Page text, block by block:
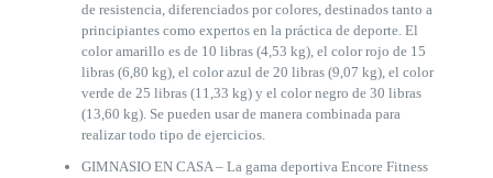
de resistencia, diferenciados por colores, destinados tanto a
principiantes como expertos en la práctica de deporte. El
color amarillo es de 10 libras (4,53 kg), el color rojo de 15
libras (6,80 kg), el color azul de 20 libras (9,07 kg), el color
verde de 25 libras (11,33 kg) y el color negro de 30 libras
(13,60 kg). Se pueden usar de manera combinada para
realizar todo tipo de ejercicios.
GIMNASIO EN CASA – La gama deportiva Encore Fitness